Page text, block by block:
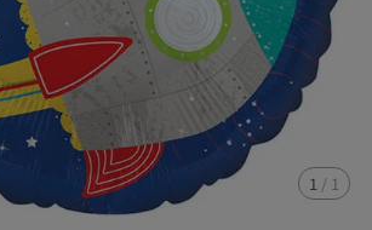
1 / 1